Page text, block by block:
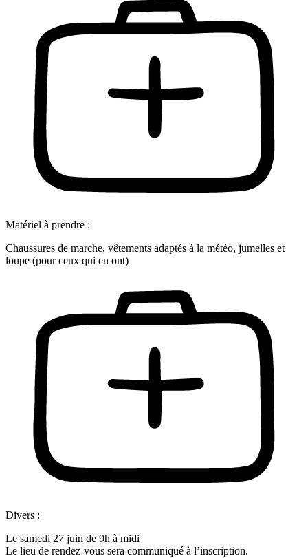
Matériel à prendre :
Chaussures de marche, vêtements adaptés à la météo, jumelles et
loupe (pour ceux qui en ont)
Divers :
Le samedi 27 juin de 9h à midi
Le lieu de rendez-vous sera communiqué à l’inscription.